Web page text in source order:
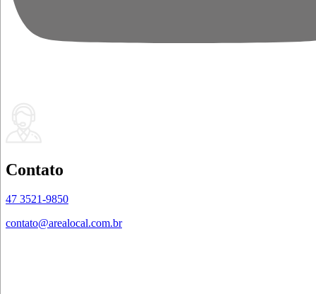
Contato
47 3521-9850
contato@arealocal.com.br